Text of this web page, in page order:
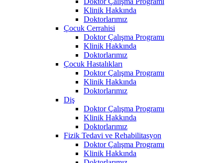
Klinik Hakkında
Doktorlarımız
Çocuk Cerrahisi
Doktor Çalışma Programı
Klinik Hakkında
Doktorlarımız
Çocuk Hastalıkları
Doktor Çalışma Programı
Klinik Hakkında
Doktorlarımız
Diş
Doktor Çalışma Programı
Klinik Hakkında
Doktorlarımız
Fizik Tedavi ve Rehabilitasyon
Doktor Çalışma Programı
Klinik Hakkında